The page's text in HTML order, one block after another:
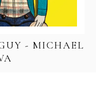
- MICHAEL